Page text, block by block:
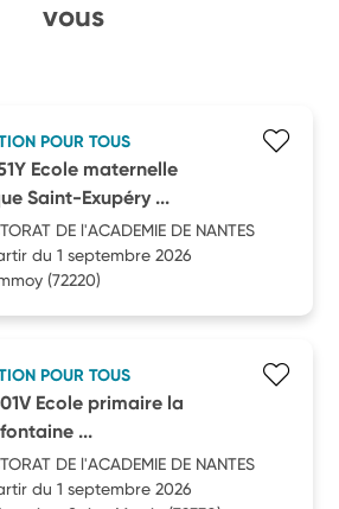
vous
POUR TOUS
Ecole maternelle
Saint-Exupéry ...
DE l'ACADEMIE DE NANTES
du 1 septembre 2026
(72220)
POUR TOUS
Ecole primaire la
...
DE l'ACADEMIE DE NANTES
du 1 septembre 2026